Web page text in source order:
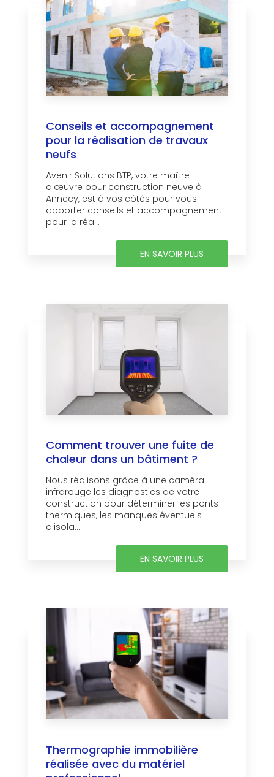
Conseils et accompagnement
pour la réalisation de travaux
neufs
Avenir Solutions BTP, votre maître
d'œuvre pour construction neuve à
Annecy, est à vos côtés pour vous
apporter conseils et accompagnement
pour la réa...
EN SAVOIR PLUS
Comment trouver une fuite de
chaleur dans un bâtiment ?
Nous réalisons grâce à une caméra
infrarouge les diagnostics de votre
construction pour déterminer les ponts
thermiques, les manques éventuels
d'isola...
EN SAVOIR PLUS
Thermographie immobilière
réalisée avec du matériel